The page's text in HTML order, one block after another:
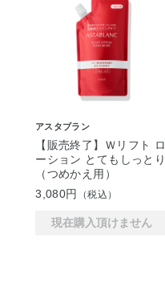
アスタブラン
【販売終了】Ｗリフト ロ
ーション とてもしっとり
（つめかえ用）
3,080円
（税込）
現在購入頂けません